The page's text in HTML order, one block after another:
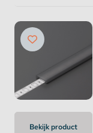
Bekijk product